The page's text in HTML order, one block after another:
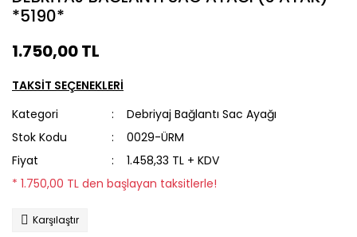
*5190*
1.750,00 TL
TAKSİT SEÇENEKLERİ
Kategori
Debriyaj Bağlantı Sac Ayağı
Stok Kodu
0029-ÜRM
Fiyat
1.458,33 TL + KDV
* 1.750,00 TL den başlayan taksitlerle!
Karşılaştır